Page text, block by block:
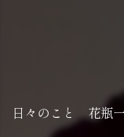
日々のこと 花瓶